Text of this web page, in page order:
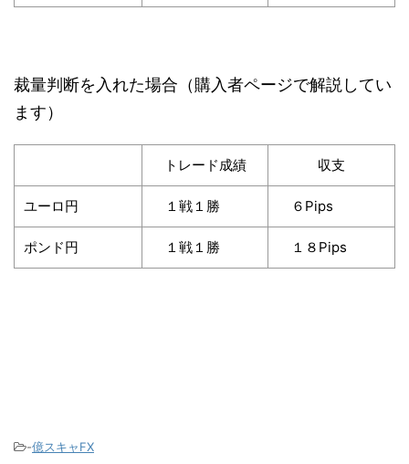
裁量判断を入れた場合（購入者ページで解説してい
ます）
トレード成績 収支
ユーロ円 １戦１勝 ６Pips
ポンド円 １戦１勝 １８Pips
-億スキャFX